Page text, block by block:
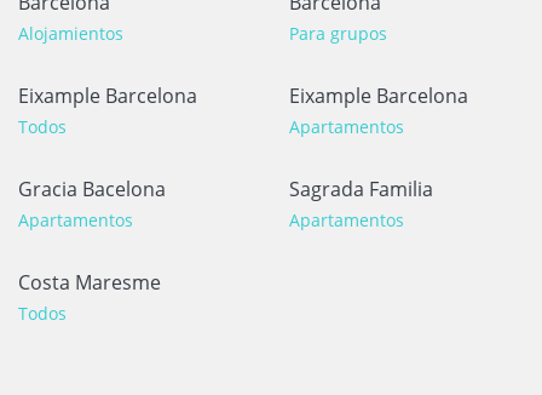
Alojamientos Para grupos
Eixample Barcelona
Todos
Eixample Barcelona
Apartamentos
Gracia Bacelona
Apartamentos
Sagrada Familia
Apartamentos
Costa Maresme
Todos